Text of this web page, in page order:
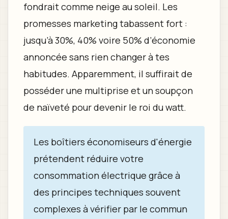
fondrait comme neige au soleil. Les
promesses marketing tabassent fort :
jusqu’à 30%, 40% voire 50% d’économie
annoncée sans rien changer à tes
habitudes. Apparemment, il suffirait de
posséder une multiprise et un soupçon
de naïveté pour devenir le roi du watt.
Les boîtiers économiseurs d'énergie
prétendent réduire votre
consommation électrique grâce à
des principes techniques souvent
complexes à vérifier par le commun